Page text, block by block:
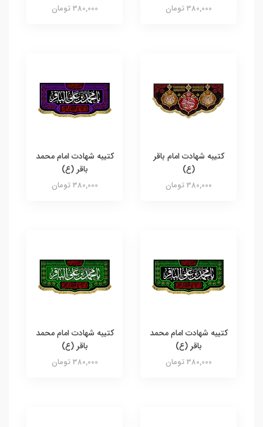
380,000 تومان 380,000 تومان
کتیبه شهادت امام باقر
(ع)
380,000 تومان
کتیبه شهادت امام محمد
باقر (ع)
380,000 تومان
کتیبه شهادت امام محمد
باقر (ع)
380,000 تومان
کتیبه شهادت امام محمد
باقر (ع)
380,000 تومان